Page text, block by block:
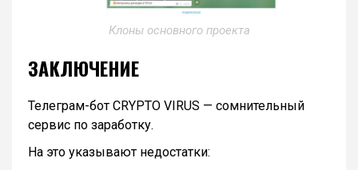
Клоны основного проекта
ЗАКЛЮЧЕНИЕ
Телеграм-бот CRYPTO VIRUS — сомнительный
сервис по заработку.
На это указывают недостатки: